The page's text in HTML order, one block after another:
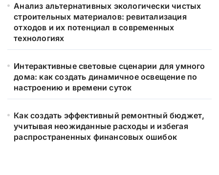
Анализ альтернативных экологически чистых
строительных материалов: ревитализация
отходов и их потенциал в современных
технологиях
Интерактивные световые сценарии для умного
дома: как создать динамичное освещение по
настроению и времени суток
Как создать эффективный ремонтный бюджет,
учитывая неожиданные расходы и избегая
распространенных финансовых ошибок